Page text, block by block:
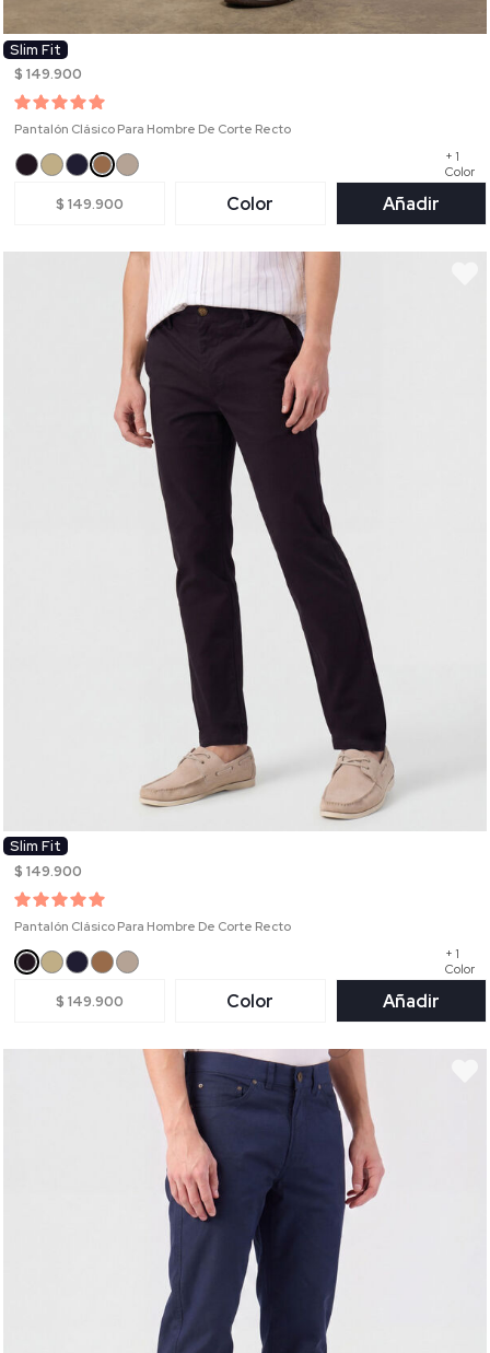
Slim Fit
$ 149.900
Pantalón Clásico Para Hombre De Corte Recto
+ 1
Color
$ 149.900 Color Añadir
Slim Fit
$ 149.900
Pantalón Clásico Para Hombre De Corte Recto
+ 1
Color
$ 149.900 Color Añadir